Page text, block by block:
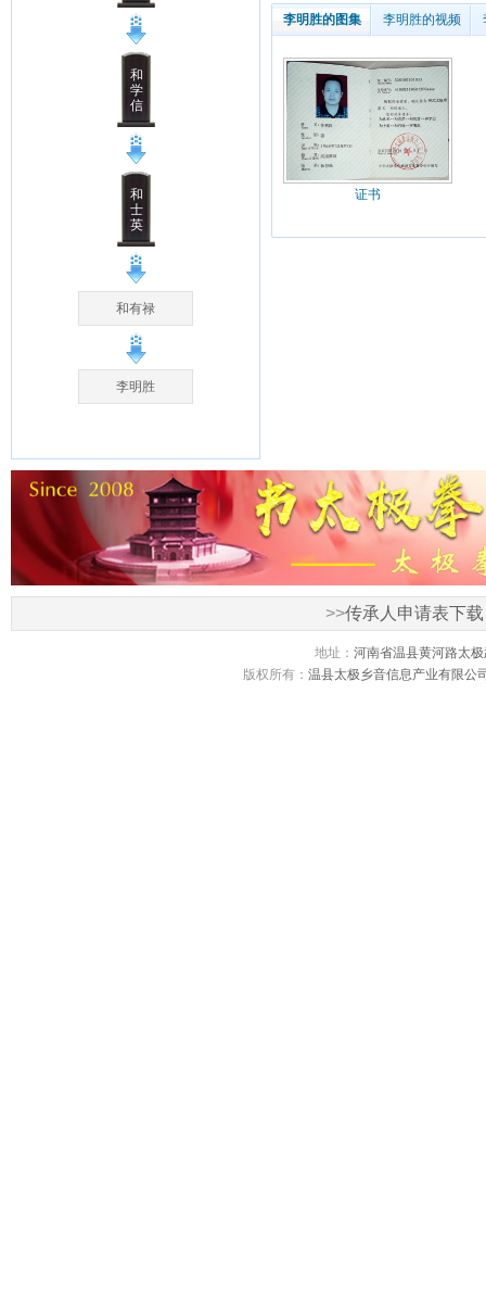
和
学
信
和
士
英
和有禄
李明胜
李明胜的图集 李明胜的视频
证书
>>传承人申请表下载
地址： 河南省温县黄河路太
版权所有： 温县太极乡音信息产业有限公